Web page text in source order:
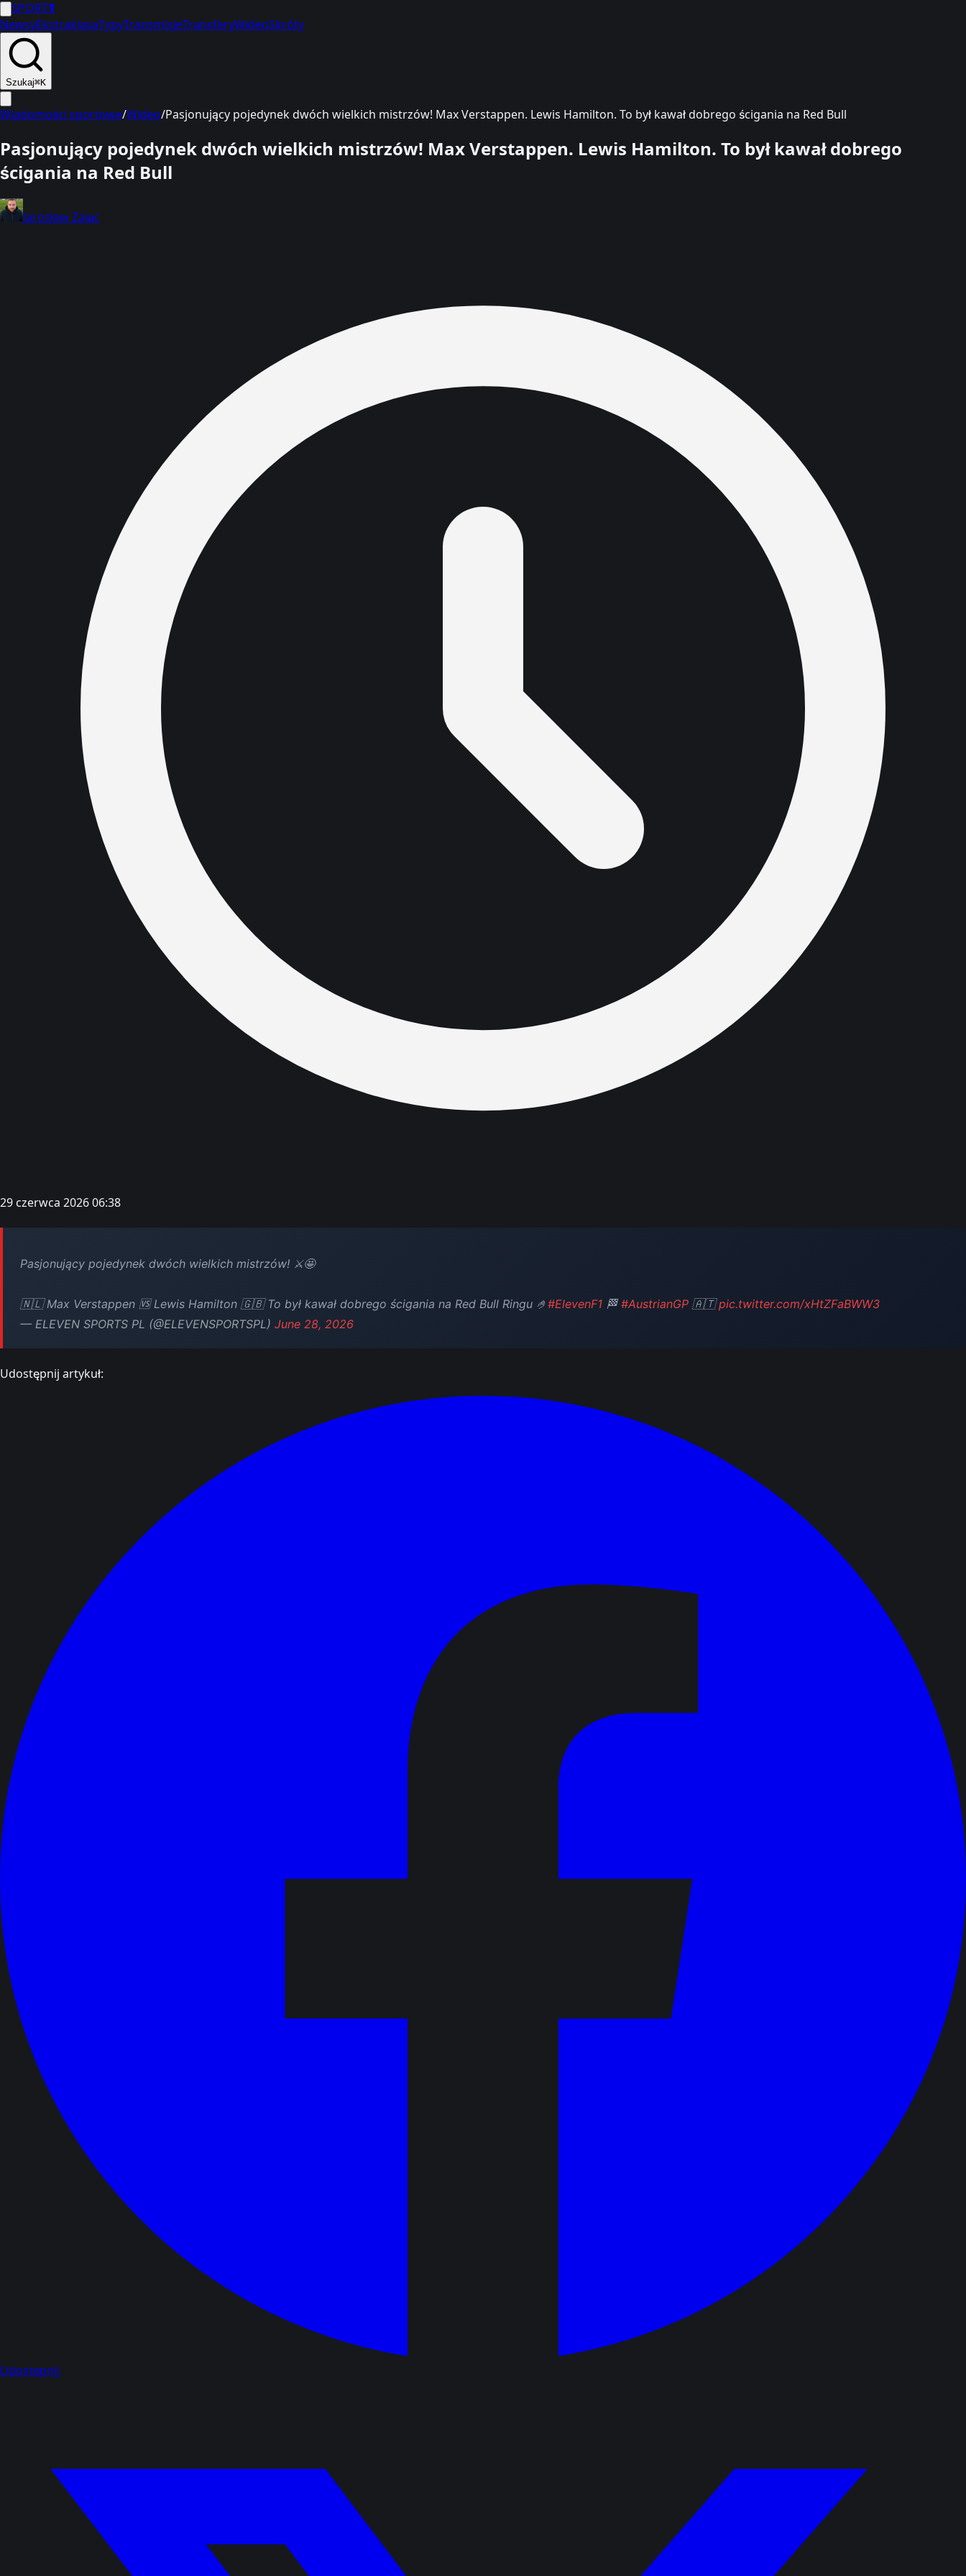
SPORT1
NewsyEkstraklasaTypyTransmisjeTransferyWideoSkróty
Szukaj⌘K
Wiadomości sportowe/Wideo/Pasjonujący pojedynek dwóch wielkich mistrzów! Max Verstappen. Lewis Hamilton. To był kawał dobrego ścigania na Red Bull
Pasjonujący pojedynek dwóch wielkich mistrzów! Max Verstappen. Lewis Hamilton. To był kawał dobrego
ścigania na Red Bull
Jarosław Zając
29 czerwca 2026 06:38
Pasjonujący pojedynek dwóch wielkich mistrzów! ⚔️🤩
🇳🇱 Max Verstappen 🆚 Lewis Hamilton 🇬🇧 To był kawał dobrego ścigania na Red Bull Ringu 🤌 #ElevenF1 🏁 #AustrianGP 🇦🇹pic.twitter.com/xHtZFaBWW3
— ELEVEN SPORTS PL (@ELEVENSPORTSPL) June 28, 2026
Udostępnij artykuł:
Udostępnij